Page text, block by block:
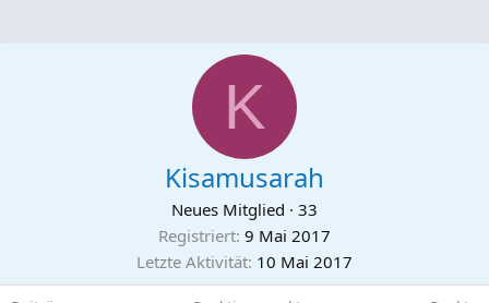
K
Kisamusarah
Neues Mitglied · 33
Registriert 9 Mai 2017
Letzte Aktivität 10 Mai 2017